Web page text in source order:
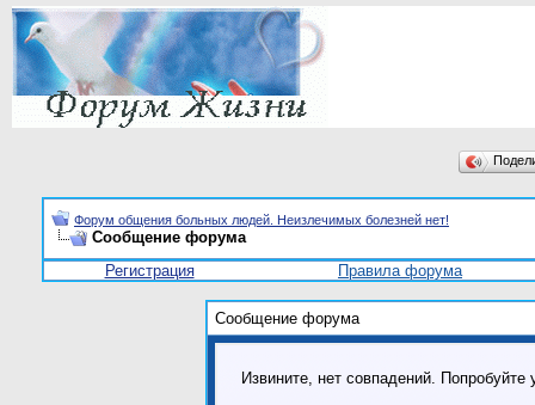
Форум общения больных людей. Неизлечимых болезней нет!
Сообщение форума
Регистрация
Правила форума
Сообщение форума
Извините, нет совпадений.